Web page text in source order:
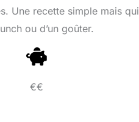
Une recette simple mais qui
ou d’un goûter.
€€